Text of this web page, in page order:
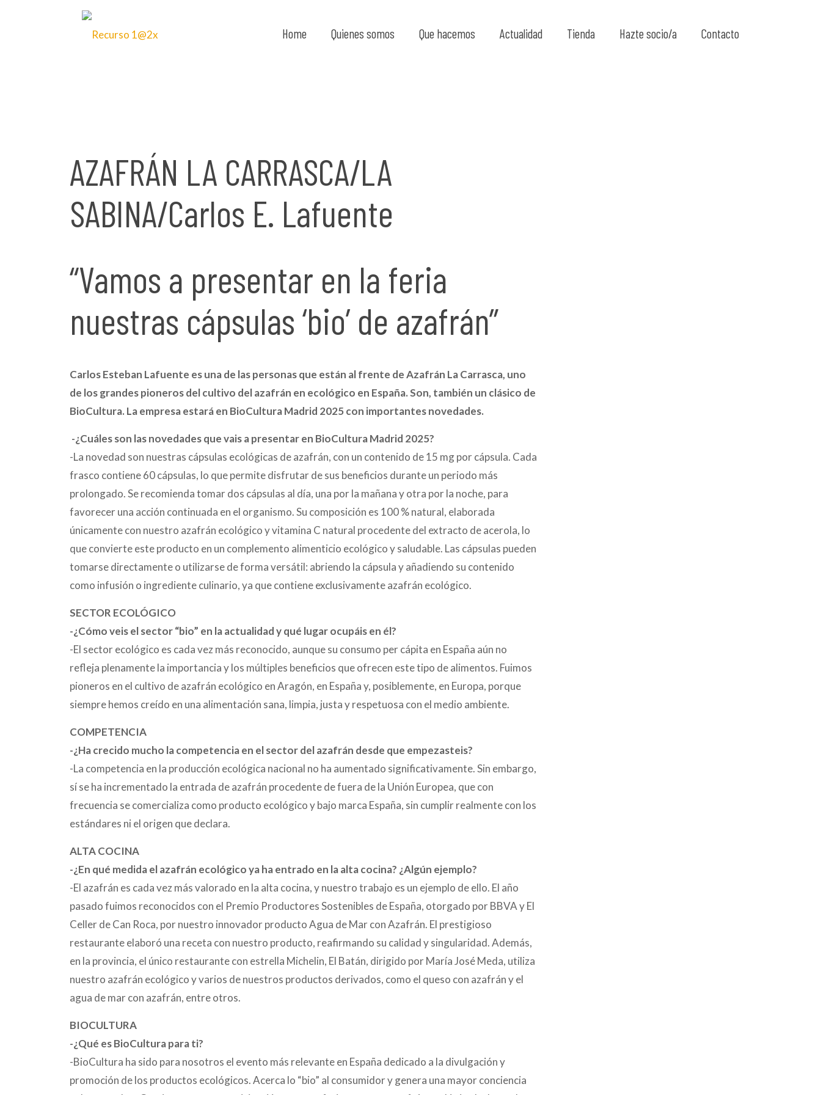
Home Quienes somos Que hacemos Actualidad Tienda Hazte socio/a Contacto
AZAFRÁN LA CARRASCA/LA
SABINA/Carlos E. Lafuente
“Vamos a presentar en la feria
nuestras cápsulas ‘bio’ de azafrán”
Carlos Esteban Lafuente es una de las personas que están al frente de Azafrán La Carrasca, uno
de los grandes pioneros del cultivo del azafrán en ecológico en España. Son, también un clásico de
BioCultura. La empresa estará en BioCultura Madrid 2025 con importantes novedades.
-¿Cuáles son las novedades que vais a presentar en BioCultura Madrid 2025?
-La novedad son nuestras cápsulas ecológicas de azafrán, con un contenido de 15 mg por cápsula. Cada
frasco contiene 60 cápsulas, lo que permite disfrutar de sus beneficios durante un periodo más
prolongado. Se recomienda tomar dos cápsulas al día, una por la mañana y otra por la noche, para
favorecer una acción continuada en el organismo. Su composición es 100 % natural, elaborada
únicamente con nuestro azafrán ecológico y vitamina C natural procedente del extracto de acerola, lo
que convierte este producto en un complemento alimenticio ecológico y saludable. Las cápsulas pueden
tomarse directamente o utilizarse de forma versátil: abriendo la cápsula y añadiendo su contenido
como infusión o ingrediente culinario, ya que contiene exclusivamente azafrán ecológico.
SECTOR ECOLÓGICO
-¿Cómo veis el sector “bio” en la actualidad y qué lugar ocupáis en él?
-El sector ecológico es cada vez más reconocido, aunque su consumo per cápita en España aún no
refleja plenamente la importancia y los múltiples beneficios que ofrecen este tipo de alimentos. Fuimos
pioneros en el cultivo de azafrán ecológico en Aragón, en España y, posiblemente, en Europa, porque
siempre hemos creído en una alimentación sana, limpia, justa y respetuosa con el medio ambiente.
COMPETENCIA
-¿Ha crecido mucho la competencia en el sector del azafrán desde que empezasteis?
-La competencia en la producción ecológica nacional no ha aumentado significativamente. Sin embargo,
sí se ha incrementado la entrada de azafrán procedente de fuera de la Unión Europea, que con
frecuencia se comercializa como producto ecológico y bajo marca España, sin cumplir realmente con los
estándares ni el origen que declara.
ALTA COCINA
-¿En qué medida el azafrán ecológico ya ha entrado en la alta cocina? ¿Algún ejemplo?
-El azafrán es cada vez más valorado en la alta cocina, y nuestro trabajo es un ejemplo de ello. El año
pasado fuimos reconocidos con el Premio Productores Sostenibles de España, otorgado por BBVA y El
Celler de Can Roca, por nuestro innovador producto Agua de Mar con Azafrán. El prestigioso
restaurante elaboró una receta con nuestro producto, reafirmando su calidad y singularidad. Además,
en la provincia, el único restaurante con estrella Michelin, El Batán, dirigido por María José Meda, utiliza
nuestro azafrán ecológico y varios de nuestros productos derivados, como el queso con azafrán y el
agua de mar con azafrán, entre otros.
BIOCULTURA
-¿Qué es BioCultura para ti?
-BioCultura ha sido para nosotros el evento más relevante en España dedicado a la divulgación y
promoción de los productos ecológicos. Acerca lo “bio” al consumidor y genera una mayor conciencia